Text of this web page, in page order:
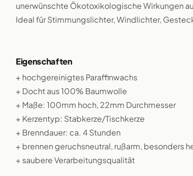
unerwünschte Ökotoxikologische Wirkungen
Ideal für Stimmungslichter, Windlichter,
Eigenschaften
+ hochgereinigtes Paraffinwachs
+ Docht aus 100% Baumwolle
+ Maße: 100mm hoch, 22mm Durchmesser
+ Kerzentyp: Stabkerze/Tischkerze
+ Brenndauer: ca. 4 Stunden
+ brennen geruchsneutral, rußarm, besonders
+ saubere Verarbeitungsqualität